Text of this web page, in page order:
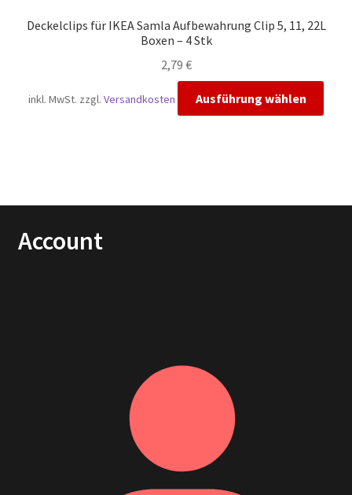
Deckelclips für IKEA Samla Aufbewahrung Clip 5, 11, 22L
Boxen – 4 Stk
2,79 €
inkl. MwSt. zzgl. Versandkosten Ausführung wählen
Die
Account